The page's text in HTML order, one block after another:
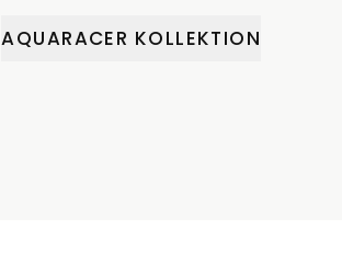
AQUARACER KOLLEKTION